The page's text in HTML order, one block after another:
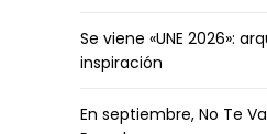
Se viene «UNE 2026»:
inspiración
En septiembre, No Te